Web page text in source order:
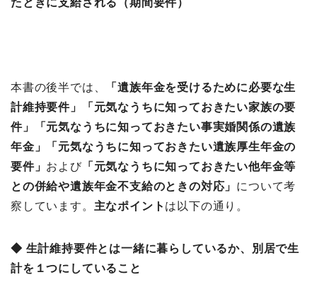
本書の後半では、 「遺族年金を受けるために必要な生
計維持要件」「 元気なうちに知っておきたい家族の要
件」「 元気なうちに知っておきたい事実婚関係の遺族
年金」「 元気なうちに知っておきたい遺族厚生年金の
要件」 および「 元気なうちに知っておきたい他年金等
との併給や遺族年金不支給のときの対応」 について考
察しています。 主なポイント は以下の通り。
◆ 生計維持要件とは一緒に暮らしているか、別居で生
計を１つにしていること